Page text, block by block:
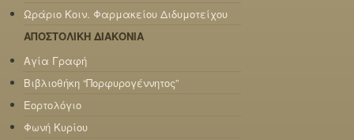
Ωράριο Κοιν. Φαρμακείου Διδυμοτείχου
ΑΠΟΣΤΟΛΙΚΗ ΔΙΑΚΟΝΙΑ
Αγία Γραφή
Βιβλιοθήκη “Πορφυρογέννητος”
Εορτολόγιο
Φωνή Κυρίου